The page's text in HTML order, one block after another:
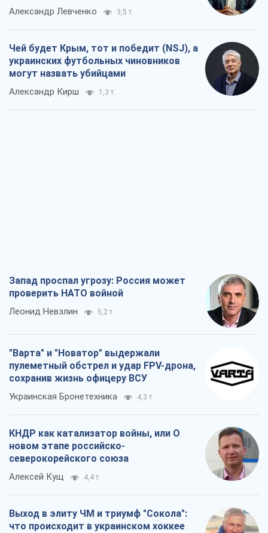
Александр Левченко 3,5 т.
Чей будет Крым, тот и победит (NSJ), а
украинских футбольных чиновников
могут назвать убийцами
Александр Кирш 1,3 т.
Запад проспал угрозу: Россия может
проверить НАТО войной
Леонид Невзлин 5,2 т.
"Варта" и "Новатор" выдержали
пулеметный обстрел и удар FPV-дрона,
сохранив жизнь офицеру ВСУ
Украинская Бронетехника 4,3 т.
КНДР как катализатор войны, или О
новом этапе российско-
северокорейского союза
Алексей Кущ 4,4 т.
Выход в элиту ЧМ и триумф "Сокола":
что происходит в украинском хоккее